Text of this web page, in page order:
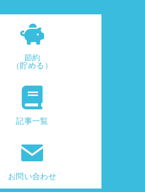
節約
（貯める）
記事一覧
お問い合わせ